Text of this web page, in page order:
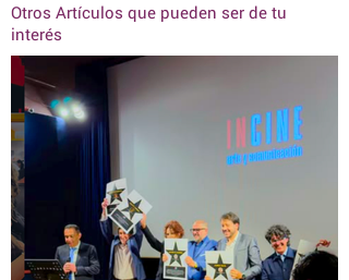
Otros Artículos que pueden ser de tu
interés